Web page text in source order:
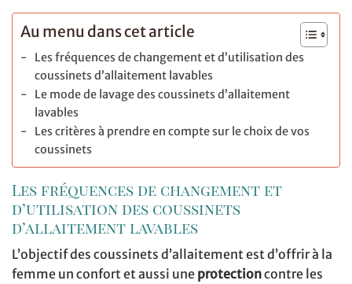
Au menu dans cet article
Les fréquences de changement et d’utilisation des
coussinets d’allaitement lavables
Le mode de lavage des coussinets d’allaitement
lavables
Les critères à prendre en compte sur le choix de vos
coussinets
Les fréquences de changement et
d’utilisation des coussinets
d’allaitement lavables
L’objectif des coussinets d’allaitement est d’offrir à la
femme un confort et aussi une protectioncontre les